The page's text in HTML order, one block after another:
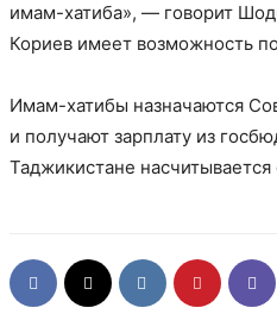
имам-хатиба», — говорит
Кориев имеет возможность
Имам-хатибы назначаются
и получают зарплату из
Таджикистане